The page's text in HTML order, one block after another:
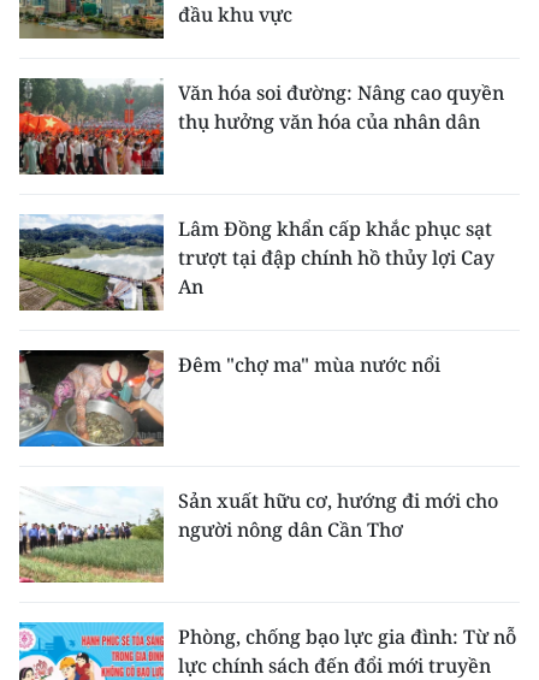
đầu khu vực
Văn hóa soi đường: Nâng cao quyền
thụ hưởng văn hóa của nhân dân
Lâm Đồng khẩn cấp khắc phục sạt
trượt tại đập chính hồ thủy lợi Cay
An
Đêm "chợ ma" mùa nước nổi
Sản xuất hữu cơ, hướng đi mới cho
người nông dân Cần Thơ
Phòng, chống bạo lực gia đình: Từ nỗ
lực chính sách đến đổi mới truyền